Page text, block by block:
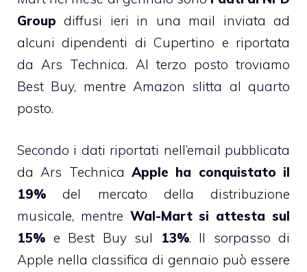
Group diffusi ieri in una mail inviata ad
alcuni dipendenti di Cupertino e riportata
da Ars Technica. Al terzo posto troviamo
Best Buy, mentre Amazon slitta al quarto
posto.
Secondo i dati riportati nell’email pubblicata
da Ars Technica Apple ha conquistato il
19% del mercato della distribuzione
musicale, mentre Wal-Mart si attesta sul
15% e Best Buy sul 13%. Il sorpasso di
Apple nella classifica di gennaio può essere